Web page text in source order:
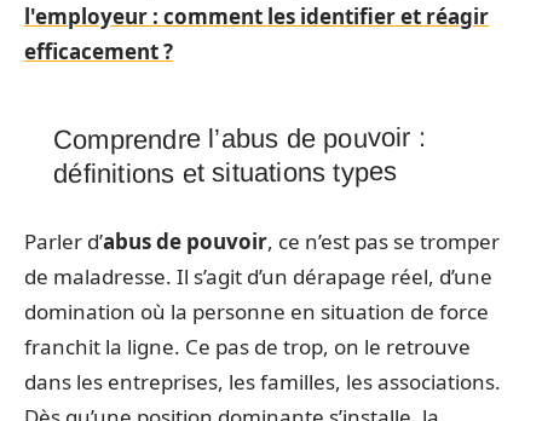
l'employeur : comment les identifier et réagir
efficacement ?
Comprendre l’abus de pouvoir :
définitions et situations types
Parler d’abus de pouvoir, ce n’est pas se tromper
de maladresse. Il s’agit d’un dérapage réel, d’une
domination où la personne en situation de force
franchit la ligne. Ce pas de trop, on le retrouve
dans les entreprises, les familles, les associations.